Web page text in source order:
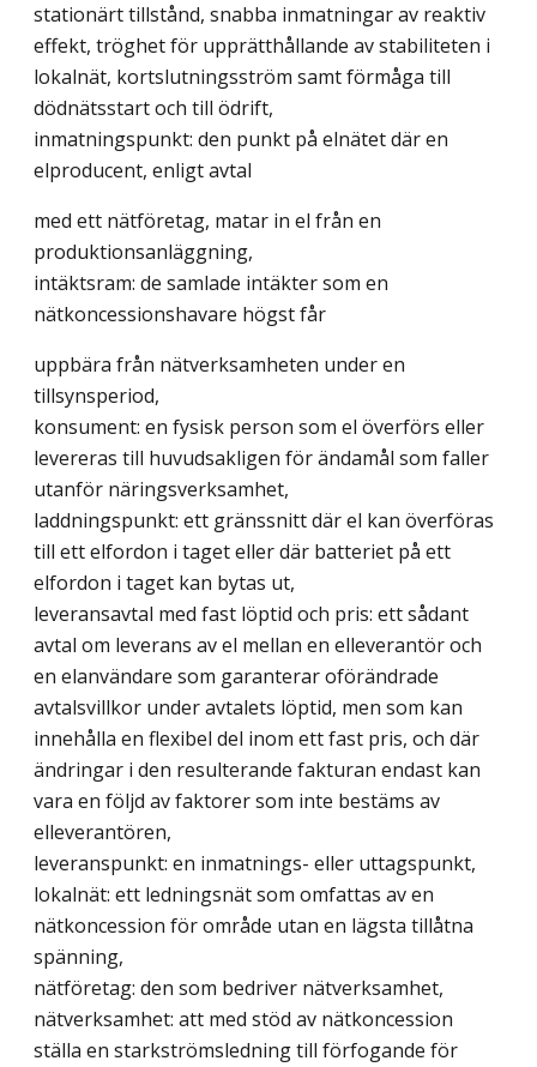
stationärt tillstånd, snabba inmatningar av reaktiv
effekt, tröghet för upprätthållande av stabiliteten i
lokalnät, kortslutningsström samt förmåga till
dödnätsstart och till ödrift,
inmatningspunkt: den punkt på elnätet där en
elproducent, enligt avtal
med ett nätföretag, matar in el från en
produktionsanläggning,
intäktsram: de samlade intäkter som en
nätkoncessionshavare högst får
uppbära från nätverksamheten under en
tillsynsperiod,
konsument: en fysisk person som el överförs eller
levereras till huvudsakligen för ändamål som faller
utanför näringsverksamhet,
laddningspunkt: ett gränssnitt där el kan överföras
till ett elfordon i taget eller där batteriet på ett
elfordon i taget kan bytas ut,
leveransavtal med fast löptid och pris: ett sådant
avtal om leverans av el mellan en elleverantör och
en elanvändare som garanterar oförändrade
avtalsvillkor under avtalets löptid, men som kan
innehålla en flexibel del inom ett fast pris, och där
ändringar i den resulterande fakturan endast kan
vara en följd av faktorer som inte bestäms av
elleverantören,
leveranspunkt: en inmatnings- eller uttagspunkt,
lokalnät: ett ledningsnät som omfattas av en
nätkoncession för område utan en lägsta tillåtna
spänning,
nätföretag: den som bedriver nätverksamhet,
nätverksamhet: att med stöd av nätkoncession
ställa en starkströmsledning till förfogande för